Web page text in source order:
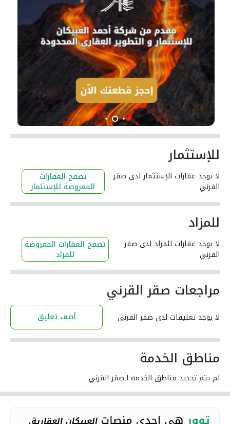
للإستثمار
لا يوجد عقارات للإستثمار لدى صقر
القرني
تصفح العقارات
المعروضة للإستثمار
للمزاد
لا يوجد عقارات للمزاد لدى صقر
القرني
تصفح العقارات المعروضة
للمزاد
مراجعات صقر القرني
لا يوجد تعليقات لدى صقر القرني أضف تعليق
مناطق الخدمة
لم يتم تحديد مناطق الخدمة لـصقر القرني